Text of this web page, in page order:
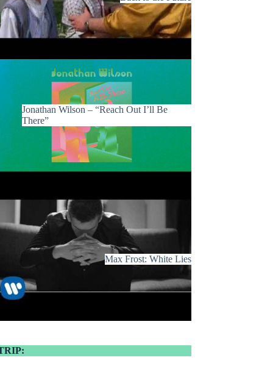
Jonathan Wilson – “Reach Out I’ll Be
There”
Max Frost: White Lies